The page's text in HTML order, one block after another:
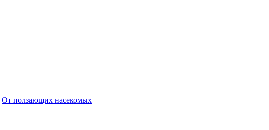
От ползающих насекомых